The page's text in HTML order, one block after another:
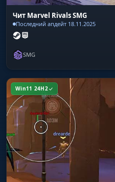
Чит Marvel Rivals SMG
Последний апдейт 18.11.2025
SMG
Win11 24H2